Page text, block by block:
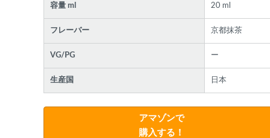
容量 ml 20 ml
フレーバー 京都抹茶
VG/PG ー
生産国 日本
アマゾンで
購入する！